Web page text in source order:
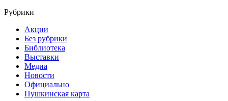
Рубрики
Акции
Без рубрики
Библиотека
Выставки
Медиа
Новости
Официально
Пушкинская карта